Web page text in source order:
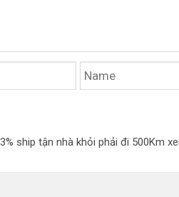
ship tận nhà khỏi phải đi 500Km